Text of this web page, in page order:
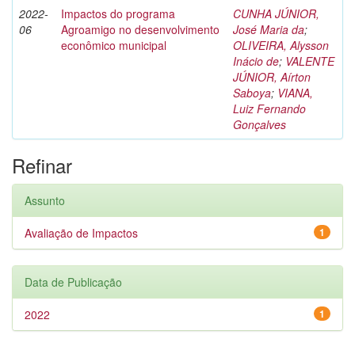
2022-
06
Impactos do programa
Agroamigo no desenvolvimento
econômico municipal
CUNHA JÚNIOR,
José Maria da;
OLIVEIRA, Alysson
Inácio de; VALENTE
JÚNIOR, Aírton
Saboya; VIANA,
Luiz Fernando
Gonçalves
Refinar
Assunto
1
Avaliação de Impactos
Data de Publicação
1
2022